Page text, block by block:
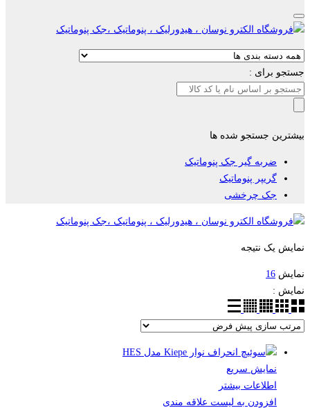
جستجو برای :
بیشترین جستجو شده ها
ضربه گیر جک پنوماتیک
گریپر پنوماتیک
جک چرخشی
نمایش یک نتیجه
نمایش 16
نمایش :
نمایش سریع
اطلاعات بیشتر
افزودن به لیست علاقه مندی